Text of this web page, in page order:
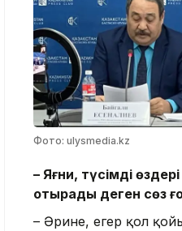
Фото: ulysmedia.kz
– Яғни, түсімді
отырады деген сөз
– Әрине, егер қол